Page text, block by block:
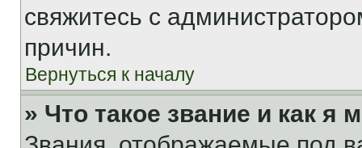
свяжитесь с
причин.
Вернуться к началу
» Что такое звание и как я